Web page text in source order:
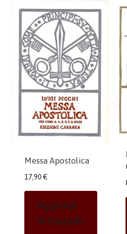
Messa Apostolica
17,90 €
Aggiungi
Al Carrello